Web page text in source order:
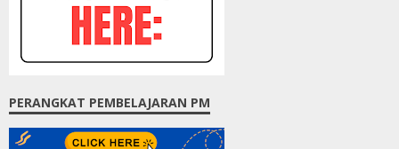
PERANGKAT PEMBELAJARAN PM